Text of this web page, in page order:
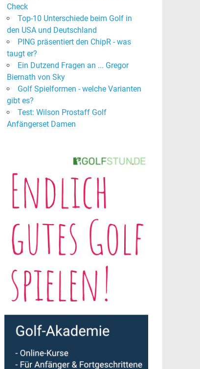
Check
Top-10 Unterschiede beim Golf in
den USA und Deutschland
PING präsentiert den ChipR - was
taugt er?
Ein Dutzend Fragen an ... Gregor
Biernath von Sky
Golf Spielformen - welche Varianten
gibt es?
Test: Wilson Prostaff Golf
Anfängerset Damen